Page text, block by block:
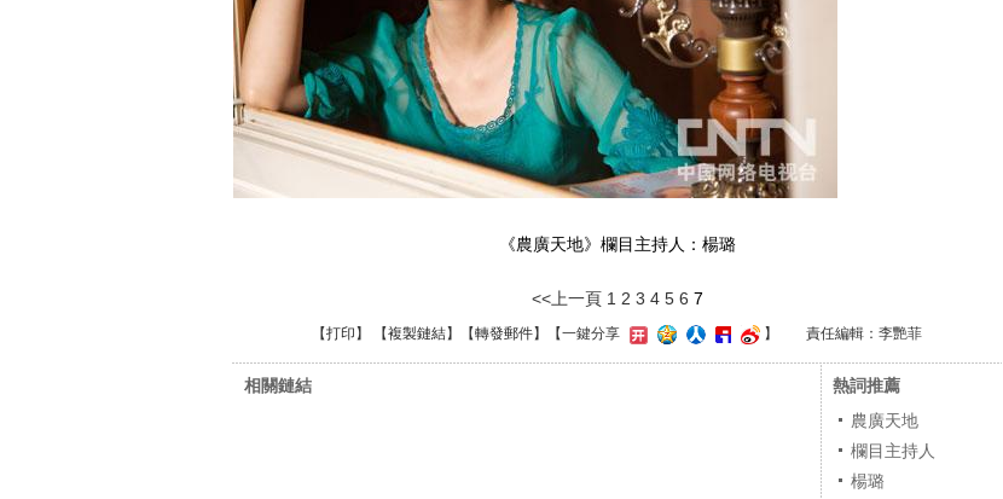
《農廣天地》欄目主持人：楊璐
<<上一頁 1 2 3 4 5 6 7
【打印 】 【複製鏈結】【轉發郵件】 【一鍵分享 】 責任編輯：李艷菲
相關鏈結
熱詞推薦
農廣天地
欄目主持人
楊璐